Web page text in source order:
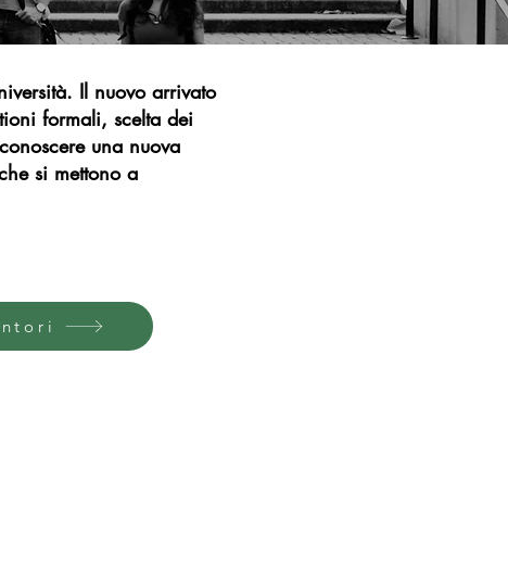
Il nuovo arrivato
formali, scelta dei
una nuova
si mettono a